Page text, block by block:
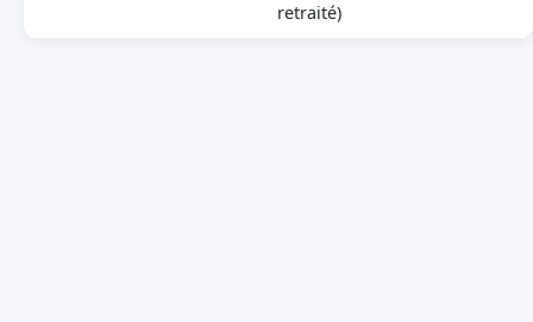
retraité)